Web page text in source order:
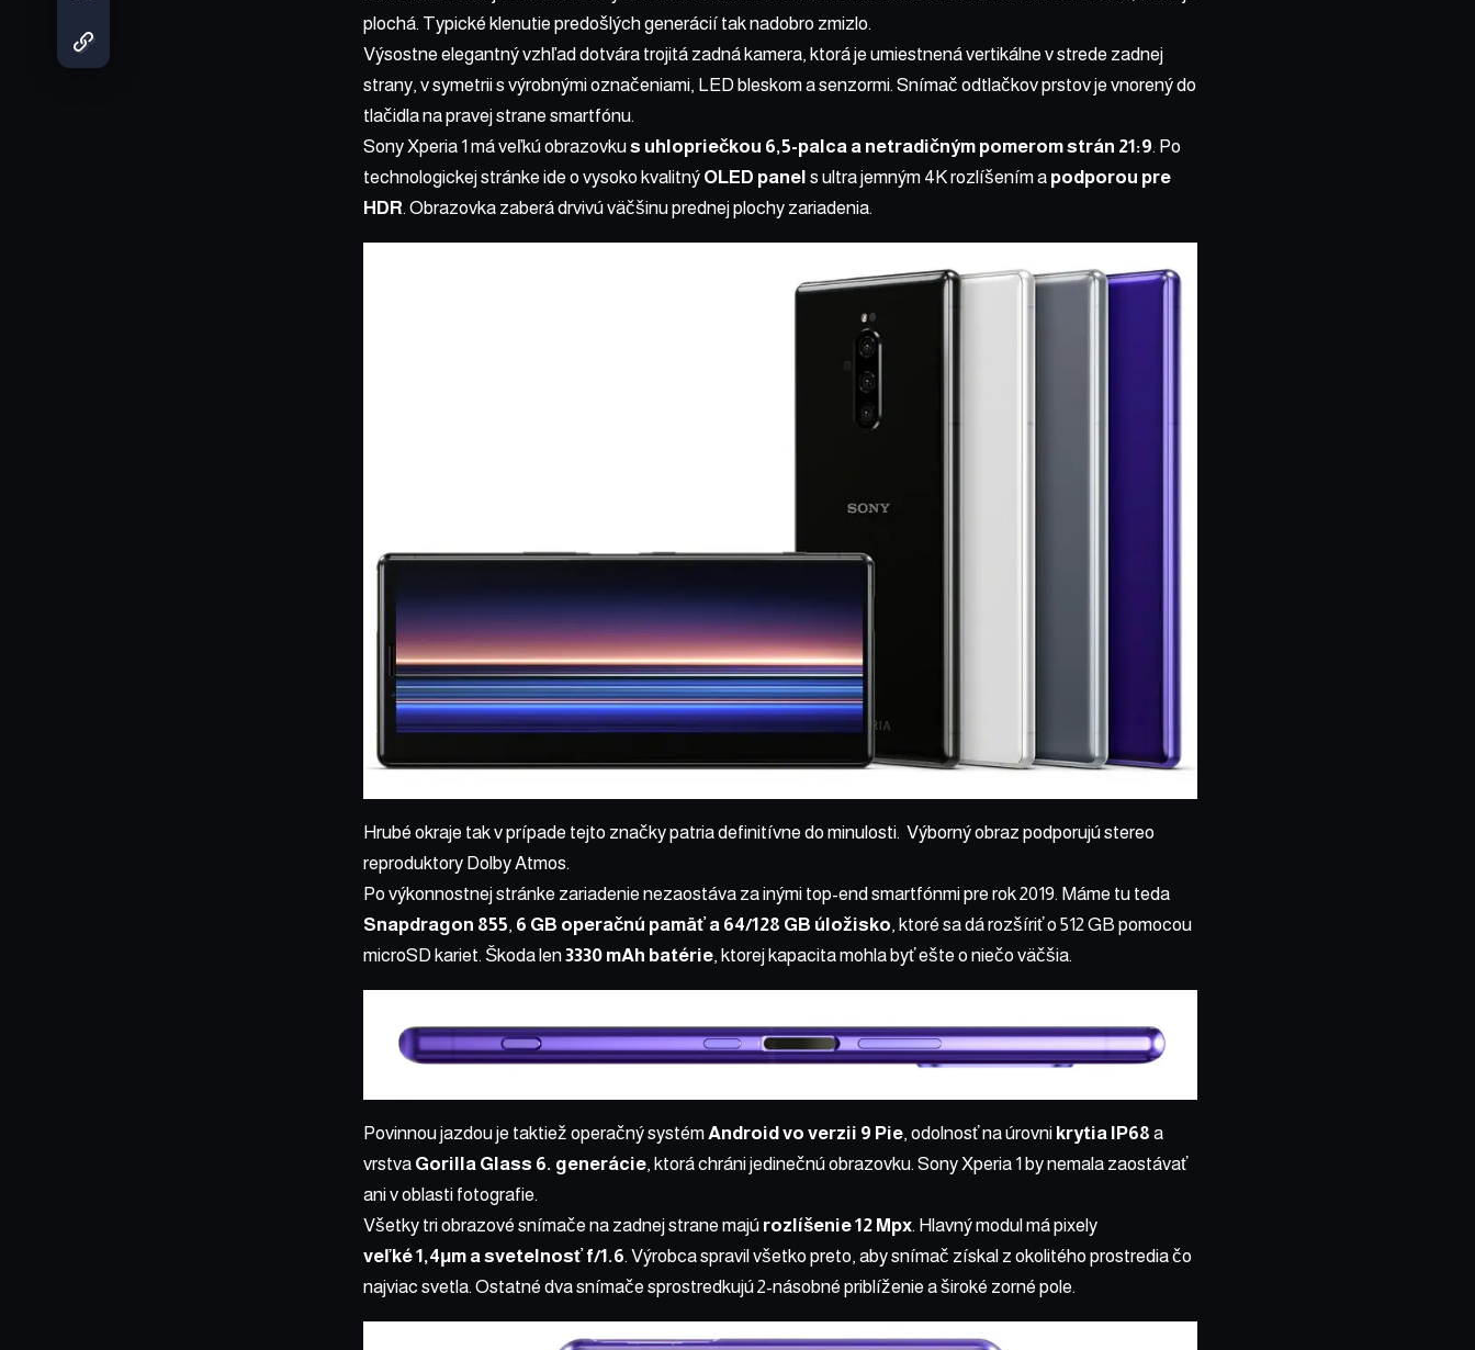
plochá. Typické klenutie predošlých generácií tak nadobro zmizlo.
Výsostne elegantný vzhľad dotvára trojitá zadná kamera, ktorá je umiestnená vertikálne v strede zadnej
strany, v symetrii s výrobnými označeniami, LED bleskom a senzormi. Snímač odtlačkov prstov je vnorený do
tlačidla na pravej strane smartfónu.
Sony Xperia 1 má veľkú obrazovkus uhlopriečkou 6,5-palca a netradičným pomerom strán 21:9. Po
technologickej stránke ide o vysoko kvalitný OLED panel s ultra jemným 4K rozlíšením a podporou pre
HDR. Obrazovka zaberá drvivú väčšinu prednej plochy zariadenia.
Hrubé okraje tak v prípade tejto značky patria definitívne do minulosti. Výborný obraz podporujú stereo
reproduktory Dolby Atmos.
Po výkonnostnej stránke zariadenie nezaostáva za inými top-end smartfónmi pre rok 2019. Máme tu teda
Snapdragon 855, 6 GB operačnú pamäť a 64/128 GB úložisko, ktoré sa dá rozšíriť o 512 GB pomocou
microSD kariet. Škoda len3330 mAh batérie, ktorej kapacita mohla byť ešte o niečo väčšia.
Povinnou jazdou je taktiež operačný systémAndroid vo verzii 9 Pie, odolnosť na úrovni krytia IP68 a
vrstva Gorilla Glass 6. generácie, ktorá chráni jedinečnú obrazovku. Sony Xperia 1 by nemala zaostávať
ani v oblasti fotografie.
Všetky tri obrazové snímače na zadnej strane majú rozlíšenie 12 Mpx. Hlavný modul má pixely
veľké 1,4μm a svetelnosť f/1.6. Výrobca spravil všetko preto, aby snímač získal z okolitého prostredia čo
najviac svetla. Ostatné dva snímače sprostredkujú 2-násobné priblíženie a široké zorné pole.